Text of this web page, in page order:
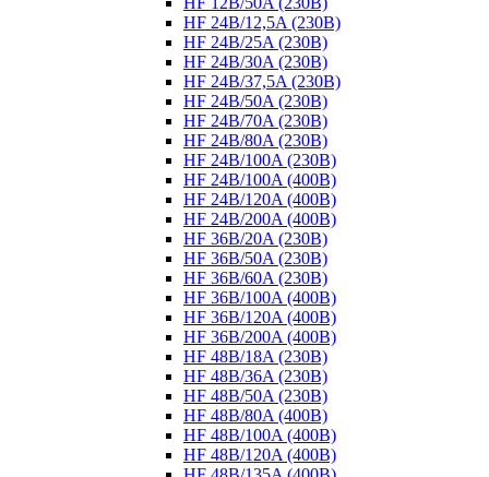
HF 24B/12,5A (230B)
HF 24B/25A (230B)
HF 24B/30A (230B)
HF 24B/37,5A (230B)
HF 24B/50A (230B)
HF 24B/70A (230B)
HF 24B/80A (230B)
HF 24B/100A (230B)
HF 24B/100A (400B)
HF 24B/120A (400B)
HF 24B/200A (400B)
HF 36B/20A (230B)
HF 36B/50A (230B)
HF 36B/60A (230B)
HF 36B/100A (400B)
HF 36B/120A (400B)
HF 36B/200A (400B)
HF 48B/18A (230B)
HF 48B/36A (230B)
HF 48B/50A (230B)
HF 48B/80A (400B)
HF 48B/100A (400B)
HF 48B/120A (400B)